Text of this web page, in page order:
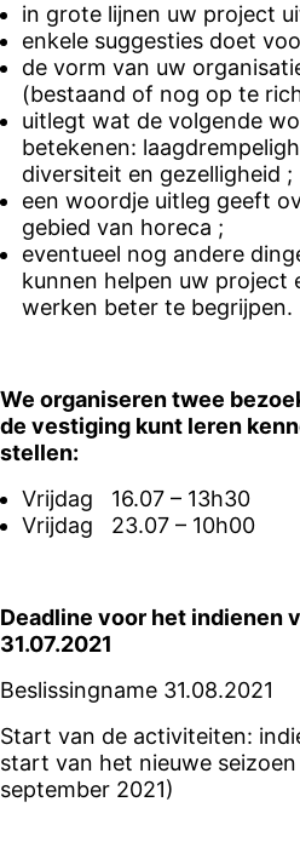
in grote lijnen uw project
enkele suggesties doet
de vorm van uw
(bestaand of nog op te
uitlegt wat de volgende
betekenen:
diversiteit en gezelligheid ;
een woordje uitleg geeft
gebied van horeca ;
eventueel nog andere
kunnen helpen uw project
werken beter te begrijpen.
We organiseren twee
de vestiging kunt leren
stellen:
Vrijdag 16.07 – 13h30
Vrijdag 23.07 – 10h00
Deadline voor het indienen
31.07.2021
Beslissingname 31.08.2021
Start van de activiteiten:
start van het nieuwe
september 2021)